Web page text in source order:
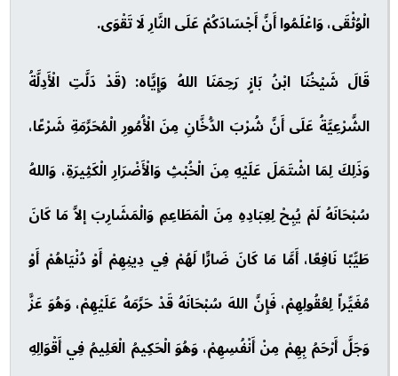
الْوُثْقَى، وَاعْلَمُوا أَنَّ أَجْسَادَكُمْ عَلَى النَّارِ لَا تَقْوَى.
قَالَ شَيْخُنَا ابْنُ بَازٍ رَحِمَنَا اللهُ وَإِيَّاه: (قَدْ دَلَّتِ الْأَدِلَّةُ
الشَّرْعِيَّةُ عَلَى أَنَّ شُرْبَ الدُّخَّانِ مِنَ الْأُمُورِ الْمُحَرَّمَةِ شَرْعًا،
وَذَلِكَ لِمَا اشْتَمَلَ عَلَيْهِ مِنَ الْخُبْثِ وَالْأَضْرَارِ الْكَثِيرَةِ، وَاللهُ
سُبْحَانَهُ لَمْ يُبِحْ لِعِبَادِهِ مِنَ الْمَطَاعِمِ وَالْمَشَارِبَ إلاَّ مَا كَانَ
طَيِّبًا نَافِعًا، أَمَّا مَا كَانَ ضَارًّا لَهُمْ فِي دِينِهِمْ أَوْ دُنْيَاهُمْ أَوْ
مُغَيِّراً لِعُقُولِهِمْ، فَإِنَّ اللهَ سُبْحَانَهُ قَدْ حَرَّمَهُ عَلَيْهِمْ، وَهُوَ عَزَّ
وَجَلَّ أَرْحَمُ بِهِمْ مِنْ أَنْفُسِهِمْ، وَهُوَ الْحَكِيمُ الْعَلِيمُ فِي أَقْوَالِهِ